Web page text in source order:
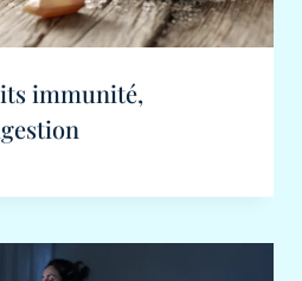
immunité,